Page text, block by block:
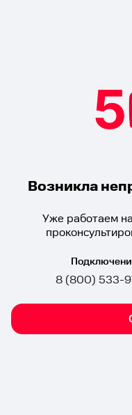
Возникла
Уже работаем
8 (800) 533-